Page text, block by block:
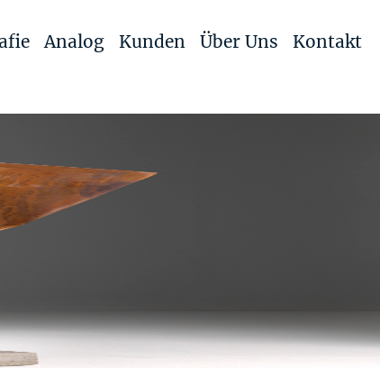
Analog Kunden Über Uns Kontakt